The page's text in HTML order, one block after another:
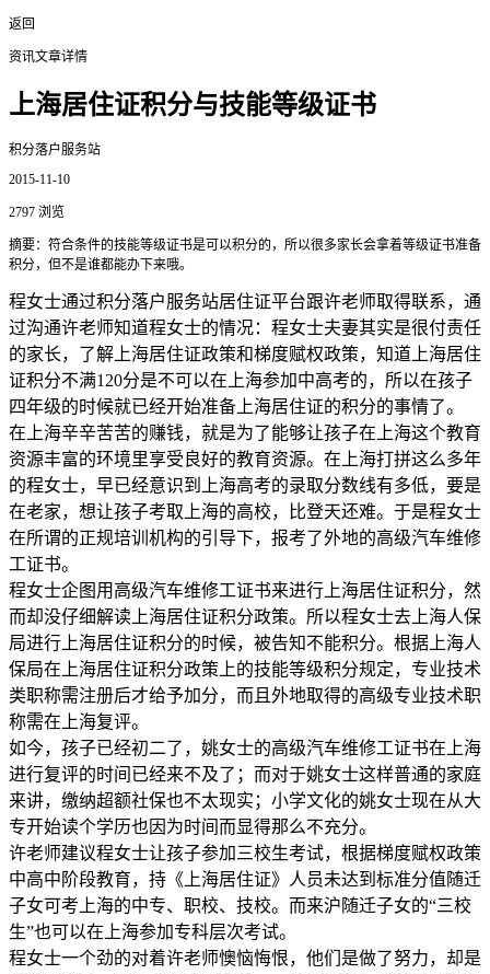
返回
资讯文章详情
上海居住证积分与技能等级证书
积分落户服务站
2015-11-10
2797 浏览
摘要：符合条件的技能等级证书是可以积分的，所以很多家长会拿着等级证书准备
积分，但不是谁都能办下来哦。
程女士通过积分落户服务站居住证平台跟许老师取得联系，通
过沟通许老师知道程女士的情况：程女士夫妻其实是很付责任
的家长，了解上海居住证政策和梯度赋权政策，知道上海居住
证积分不满120分是不可以在上海参加中高考的，所以在孩子
四年级的时候就已经开始准备上海居住证的积分的事情了。
在上海辛辛苦苦的赚钱，就是为了能够让孩子在上海这个教育
资源丰富的环境里享受良好的教育资源。在上海打拼这么多年
的程女士，早已经意识到上海高考的录取分数线有多低，要是
在老家，想让孩子考取上海的高校，比登天还难。于是程女士
在所谓的正规培训机构的引导下，报考了外地的高级汽车维修
工证书。
程女士企图用高级汽车维修工证书来进行上海居住证积分，然
而却没仔细解读上海居住证积分政策。所以程女士去上海人保
局进行上海居住证积分的时候，被告知不能积分。根据上海人
保局在上海居住证积分政策上的技能等级积分规定，专业技术
类职称需注册后才给予加分，而且外地取得的高级专业技术职
称需在上海复评。
如今，孩子已经初二了，姚女士的高级汽车维修工证书在上海
进行复评的时间已经来不及了；而对于姚女士这样普通的家庭
来讲，缴纳超额社保也不太现实；小学文化的姚女士现在从大
专开始读个学历也因为时间而显得那么不充分。
许老师建议程女士让孩子参加三校生考试，根据梯度赋权政策
中高中阶段教育，持《上海居住证》人员未达到标准分值随迁
子女可考上海的中专、职校、技校。而来沪随迁子女的“三校
生”也可以在上海参加专科层次考试。
程女士一个劲的对着许老师懊恼悔恨，他们是做了努力，却是